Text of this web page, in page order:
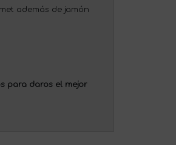
además de jamón
para daros el mejor